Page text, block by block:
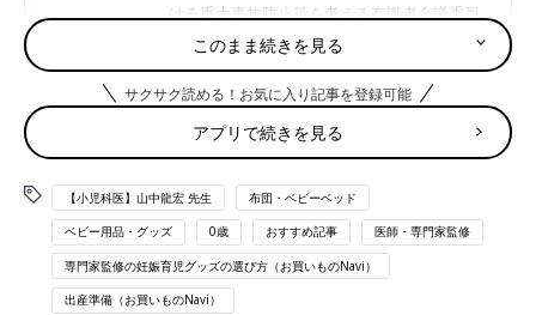
ける重大事故防止策を考える有識者会議委員。
2014年より特定非営利活動法人 Safe Kids
目次
プレイヤードってどんなもの？ベビーベッドとの違い
について理解しましょう
夜に赤ちゃんがしっかり眠る時は、安定感のあるベビ
ーベッドで
このまま続きを見る
サクサク読める！お気に入り記事を登録可能
アプリで続きを見る
【小児科医】山中龍宏 先生 布団・ベビーベッド
ベビー用品・グッズ 0歳 おすすめ記事 医師・専門家監修
専門家監修の妊娠育児グッズの選び方（お買いものNavi）
出産準備（お買いものNavi）